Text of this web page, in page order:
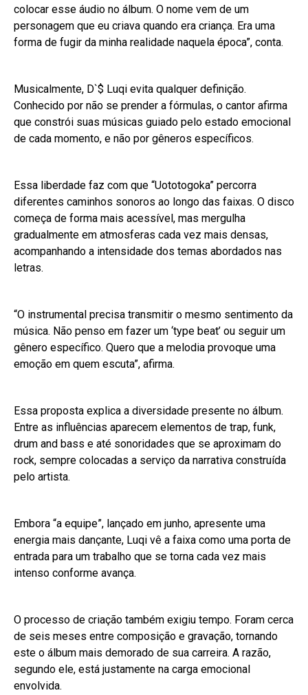
colocar esse áudio no álbum. O nome vem de um
personagem que eu criava quando era criança. Era uma
forma de fugir da minha realidade naquela época”, conta.
Musicalmente, D`$ Luqi evita qualquer definição.
Conhecido por não se prender a fórmulas, o cantor afirma
que constrói suas músicas guiado pelo estado emocional
de cada momento, e não por gêneros específicos.
Essa liberdade faz com que “Uototogoka” percorra
diferentes caminhos sonoros ao longo das faixas. O disco
começa de forma mais acessível, mas mergulha
gradualmente em atmosferas cada vez mais densas,
acompanhando a intensidade dos temas abordados nas
letras.
“O instrumental precisa transmitir o mesmo sentimento da
música. Não penso em fazer um ‘type beat’ ou seguir um
gênero específico. Quero que a melodia provoque uma
emoção em quem escuta”, afirma.
Essa proposta explica a diversidade presente no álbum.
Entre as influências aparecem elementos de trap, funk,
drum and bass e até sonoridades que se aproximam do
rock, sempre colocadas a serviço da narrativa construída
pelo artista.
Embora “a equipe”, lançado em junho, apresente uma
energia mais dançante, Luqi vê a faixa como uma porta de
entrada para um trabalho que se torna cada vez mais
intenso conforme avança.
O processo de criação também exigiu tempo. Foram cerca
de seis meses entre composição e gravação, tornando
este o álbum mais demorado de sua carreira. A razão,
segundo ele, está justamente na carga emocional
envolvida.